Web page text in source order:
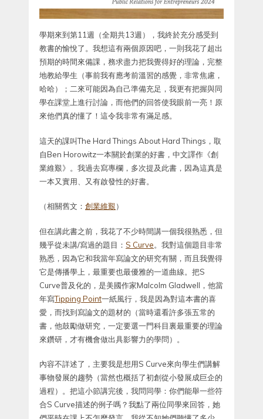
學期來到第11週（全期共13週），我終於充分感受到
教書的愉悅了。我想這有兩個原因吧，一則我花了超出
預期的時間來備課，務求盡力把我覺得好的理論，完整
地教給學生（事前我有應考前溫習的感覺，非常焦慮，
哈哈）；二來可能因為自己準備充足，我更有把握與同
學在課堂上進行討論，而他們的回答使我眼前一亮！原
來他們真的懂了！這令我非常有滿足感。
這天的課叫The Hard Things About Hard Things，取
自Ben Horowitz一本關於創業的好書，中文譯作《創
業維艱》。我過去寫專欄，多次提及此書，因為這真是
一本又實用、又有啟發性的好書。
（相關舊文： 創業維艱）
但在講此書之前，我花了不少時間講一個我很熟悉，但
幾乎從未講/寫過的題目： S Curve。我對這個題目非常
熟悉，因為它和我當年寫論文的研究有關，而且我覺得
它是傳播學上，最重要也最優雅的一道曲線。把S
Curve普及化的，是美國作家Malcolm Gladwell，他當
年寫Tipping Point一紙風行，我是因為對這本書的喜
愛，而找到寫論文的題材的（當時還看許多張五常的
書，他鼓勵做研究，一定要選一門科目裏最重要的理論
來鑽研，才有機會做出具影響力的學問）。
內容不詳述了，主要我是想用S Curve來向學生們講解
事物發展的趨勢（當然也概括了初創從小發展成巨企的
過程）。把這小節講完後，我問同學：你們能舉一些符
合S Curve描述的例子嗎？我點了兩位同學來回答，她